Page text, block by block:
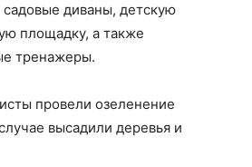
садовые диваны, детскую
площадку, а также
тренажеры.
провели озеленение
высадили деревья и